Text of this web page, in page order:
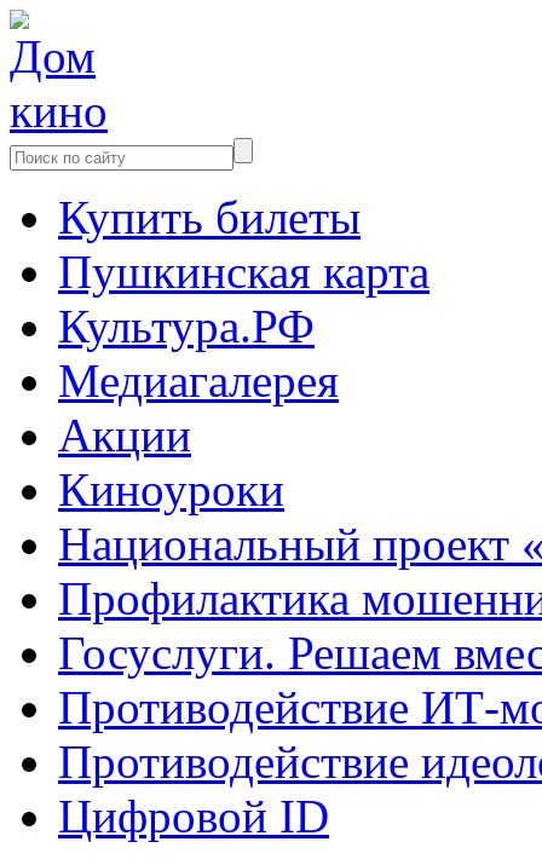
Купить билеты
Пушкинская карта
Культура.РФ
Медиагалерея
Акции
Киноуроки
Национальный проект
Профилактика
Госуслуги. Решаем
Противодействие ИТ-
Противодействие
Цифровой ID